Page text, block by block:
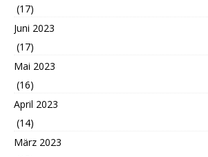
(17)
Juni 2023
(17)
Mai 2023
(16)
April 2023
(14)
März 2023